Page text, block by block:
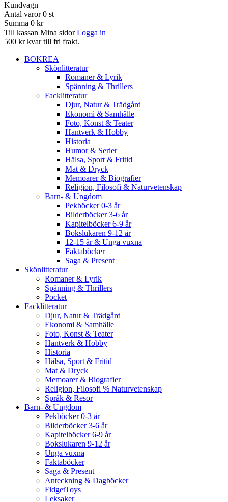
Kundvagn
Antal varor 0 st
Summa 0 kr
Till kassan Mina sidor Logga in
500 kr kvar till fri frakt.
BOKREA
Skönlitteratur
Romaner & Lyrik
Spänning & Thrillers
Facklitteratur
Djur, Natur & Trädgård
Ekonomi & Samhälle
Foto, Konst & Teater
Hantverk & Hobby
Historia
Humor & Serier
Hälsa, Sport & Fritid
Mat & Dryck
Memoarer & Biografier
Religion, Filosofi & Naturvetenskap
Barn- & Ungdom
Pekböcker 0-3 år
Bilderböcker 3-6 år
Kapitelböcker 6-9 år
Bokslukaren 9-12 år
12-15 år & Unga vuxna
Faktaböcker
Saga & Present
Skönlitteratur
Romaner & Lyrik
Spänning & Thrillers
Pocket
Facklitteratur
Djur, Natur & Trädgård
Ekonomi & Samhälle
Foto, Konst & Teater
Hantverk & Hobby
Historia
Hälsa, Sport & Fritid
Mat & Dryck
Memoarer & Biografier
Religion, Filosofi % Naturvetenskap
Språk & Resor
Barn- & Ungdom
Pekböcker 0-3 år
Bilderböcker 3-6 år
Kapitelböcker 6-9 år
Bokslukaren 9-12 år
Unga vuxna
Faktaböcker
Saga & Present
Anteckning & Dagböcker
FidgetToys
Leksaker